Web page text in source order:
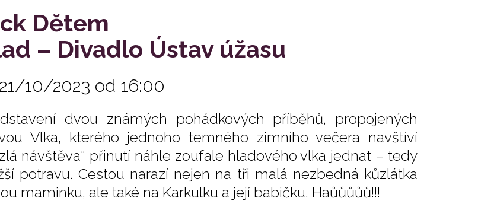
Dětem
– Divadlo Ústav úžasu
10/2023 od 16:00
dvou známých pohádkových příběhů, propojených
Vlka, kterého jednoho temného zimního večera navštíví
návštěva“ přinutí náhle zoufale hladového vlka jednat – tedy
potravu. Cestou narazí nejen na tři malá nezbedná kůzlátka
maminku, ale také na Karkulku a její babičku. Haůůůůů!!!